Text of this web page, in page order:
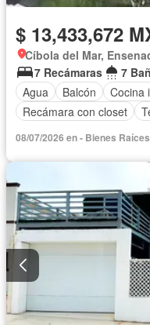
$ 13,433,672
Cíbola del Mar,
7 Recámaras
7
Agua
Balcón Cocina
Recámara con closet
08/07/2026 en - Bienes